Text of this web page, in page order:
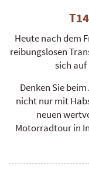
T14
Heute nach dem
reibungslosen
sich auf
Denken Sie
nicht nur mit
neuen
Motorradtour in